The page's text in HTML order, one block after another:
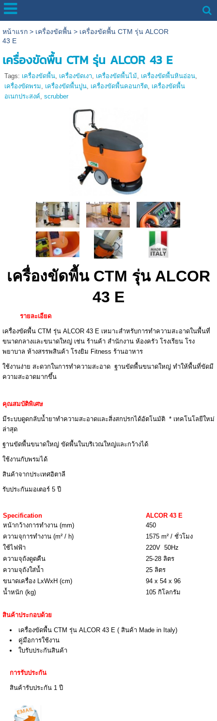
หน้าแรก> เครื่องขัดพื้น> เครื่องขัดพื้น CTM รุ่น ALCOR
43 E
เครื่องขัดพื้น CTM รุ่น ALCOR 43 E
Tags: เครื่องขัดพื้น, เครื่องขัดเงา, เครื่องขัดพื้นไม้, เครื่องขัดพื้นหินอ่อน,
เครื่องขัดพรม, เครื่องขัดพื้นปูน, เครื่องขัดพื้นคอนกรีต, เครื่องขัดพื้น
อเนกประสงค์, scrubber
เครื่องขัดพื้น CTM รุ่น ALCOR
43 E
รายละเอียด
เครื่องขัดพื้น CTM รุ่น ALCOR 43 E เหมาะสำหรับการทำความสะอาดในพื้นที่
ขนาดกลางและขนาดใหญ่ เช่น ร้านค้า สำนักงาน ห้องครัว โรงเรียน โรง
พยาบาล ห้างสรรพสินค้า โรงยิม Fitness ร้านอาหาร
ใช้งานง่าย สะดวกในการทำความสะอาด ฐานขัดพื้นขนาดใหญ่ ทำให้พื้นที่ขัดมี
ความสะอาดมากขึ้น
คุณสมบัติพิเศษ
มีระบบดูดกลับน้ำยาทำความสะอาดและสิ่งสกปรกได้อัตโนมัติ * เทคโนโลยีใหม่
ล่าสุด
ฐานขัดพื้นขนาดใหญ่ ขัดพื้นในบริเวณใหญ่และกว้างได้
ใช้งานกับพรมได้
สินค้าจากประเทศอิตาลี
รับประกันมอเตอร์ 5 ปี
Specification
ALCOR 43 E
หน้ากว้างการทำงาน (mm)
450
ความจุการทำงาน (m² / h)
1575 m² / ชั่วโมง
ใช้ไฟฟ้า
220V 50Hz
ความจุถังดูดคืน
25-28 ลิตร
ความจุถังใส่น้ำ
25 ลิตร
ขนาดเครื่อง LxWxH (cm)
94 x 54 x 96
น้ำหนัก (kg)
105 กิโลกรัม
สินค้าประกอบด้วย
เครื่องขัดพื้น CTM รุ่น ALCOR 43 E ( สินค้า Made in Italy)
คู่มือการใช้งาน
ใบรับประกันสินค้า
การรับประกัน
สินค้ารับประกัน 1 ปี